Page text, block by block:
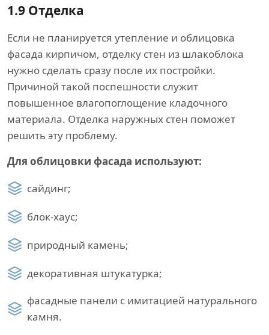
1.9 Отделка
Если не планируется утепление и облицовка
фасада кирпичом, отделку стен из шлакоблока
нужно сделать сразу после их постройки.
Причиной такой поспешности служит
повышенное влагопоглощение кладочного
материала. Отделка наружных стен поможет
решить эту проблему.
Для облицовки фасада используют:
сайдинг;
блок-хаус;
природный камень;
декоративная штукатурка;
фасадные панели с имитацией натурального
камня.